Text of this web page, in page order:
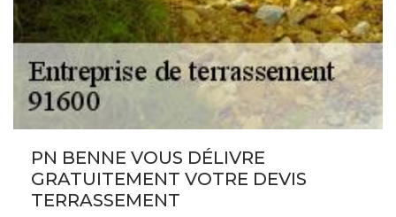
PN BENNE VOUS DÉLIVRE
GRATUITEMENT VOTRE DEVIS
TERRASSEMENT